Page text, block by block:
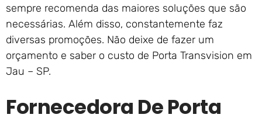
sempre recomenda das maiores soluções que são
necessárias. Além disso, constantemente faz
diversas promoções. Não deixe de fazer um
orçamento e saber o custo de Porta Transvision em
Jau – SP.
Fornecedora De Porta